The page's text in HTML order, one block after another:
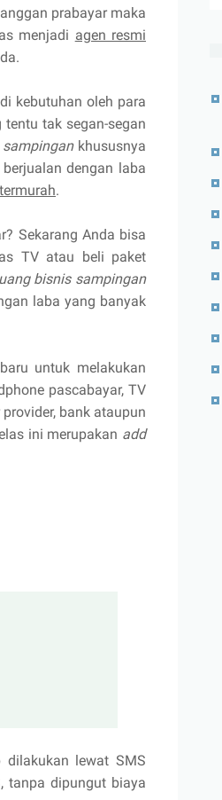
prabayar maka
menjadi agen resmi
kebutuhan oleh para
tak segan-segan
khususnya
dengan laba
.
Sekarang Anda bisa
TV atau beli paket
bisnis sampingan
laba yang banyak
untuk melakukan
pascabayar, TV
bank ataupun
ini merupakan add
dilakukan lewat SMS
tanpa dipungut biaya